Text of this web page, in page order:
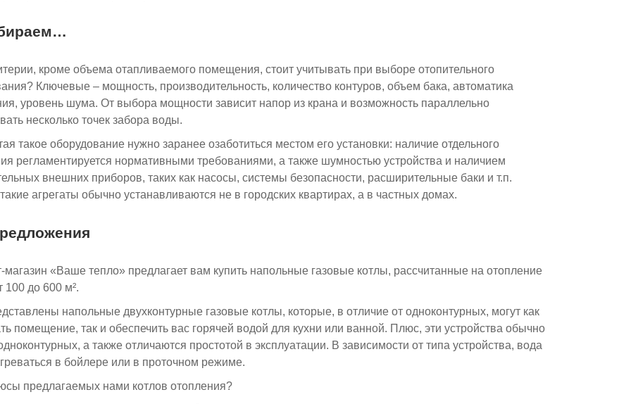
кроме объема отапливаемого помещения, стоит учитывать при выборе отопительного
Ключевые – мощность, производительность, количество контуров, объем бака, автоматика
уровень шума. От выбора мощности зависит напор из крана и возможность параллельно
несколько точек забора воды.
такое оборудование нужно заранее озаботиться местом его установки: наличие отдельного
регламентируется нормативными требованиями, а также шумностью устройства и наличием
внешних приборов, таких как насосы, системы безопасности, расширительные баки и т.п.
агрегаты обычно устанавливаются не в городских квартирах, а в частных домах.
магазин «Ваше тепло» предлагает вам купить напольные газовые котлы, рассчитанные на отопление
100 до 600 м².
напольные двухконтурные газовые котлы, которые, в отличие от одноконтурных, могут как
помещение, так и обеспечить вас горячей водой для кухни или ванной. Плюс, эти устройства обычно
а также отличаются простотой в эксплуатации. В зависимости от типа устройства, вода
в бойлере или в проточном режиме.
предлагаемых нами котлов отопления?